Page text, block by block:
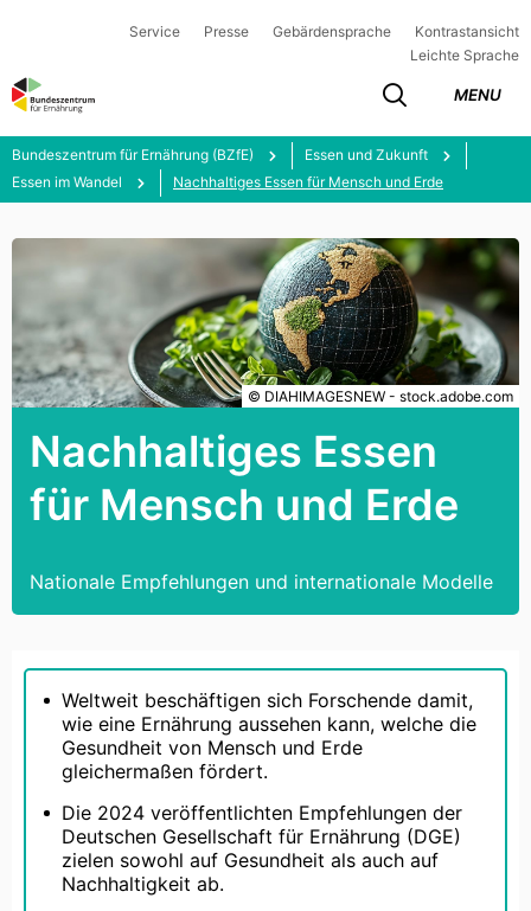
Service Presse Gebärdensprache
Kontrastansicht
Leichte Sprache
MENU
Bundeszentrum für Ernährung (BZfE)
Essen und Zukunft
Essen im Wandel
Nachhaltiges Essen für Mensch und Erde
Nachhaltiges Essen
für Mensch und Erde
Nationale Empfehlungen und internationale Modelle
© DIAHIMAGESNEW - stock.adobe.com
Weltweit beschäftigen sich Forschende damit,
wie eine Ernährung aussehen kann, welche die
Gesundheit von Mensch und Erde
gleichermaßen fördert.
Die 2024 veröffentlichten Empfehlungen der
Deutschen Gesellschaft für Ernährung (DGE)
zielen sowohl auf Gesundheit als auch auf
Nachhaltigkeit ab.